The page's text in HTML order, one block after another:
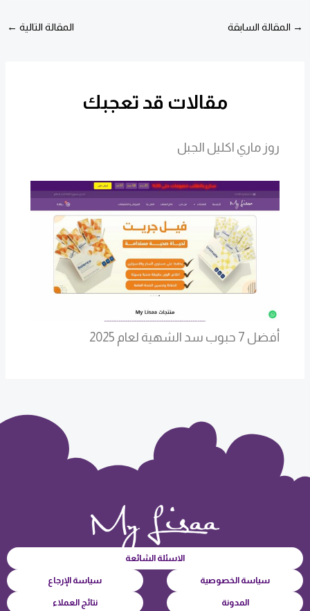
→ المقالة السابقة المقالة التالية ←
مقالات قد تعجبك
روز ماري اكليل الجبل
أفضل 7 حبوب سد الشهية لعام 2025
الاسئلة الشائعة
سياسة الخصوصية سياسة الإرجاع
المدونة نتائج العملاء